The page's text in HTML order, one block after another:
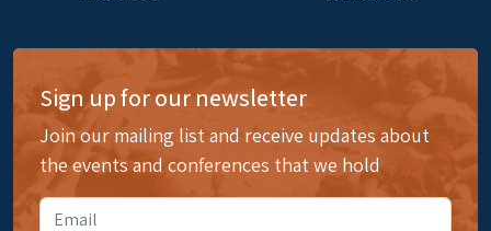
Sign up for our newsletter
Join our mailing list and receive updates about
the events and conferences that we hold